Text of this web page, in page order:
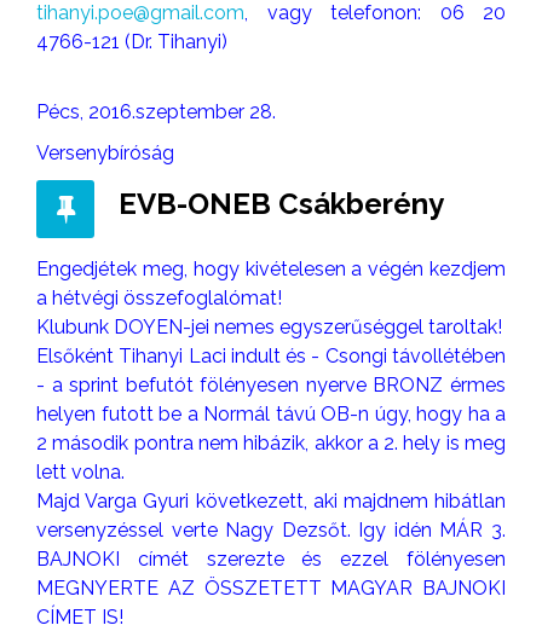
tihanyi.poe@gmail.com, vagy telefonon: 06 20
4766-121 (Dr. Tihanyi)
Pécs, 2016.szeptember 28.
Versenybíróság
EVB-ONEB Csákberény
Engedjétek meg, hogy kivételesen a végén kezdjem
a hétvégi összefoglalómat!
Klubunk DOYEN-jei nemes egyszerűséggel taroltak!
Elsőként Tihanyi Laci indult és - Csongi távollétében
- a sprint befutót fölényesen nyerve BRONZ érmes
helyen futott be a Normál távú OB-n úgy, hogy ha a
2 második pontra nem hibázik, akkor a 2. hely is meg
lett volna.
Majd Varga Gyuri következett, aki majdnem hibátlan
versenyzéssel verte Nagy Dezsőt. Igy idén MÁR 3.
BAJNOKI címét szerezte és ezzel fölényesen
MEGNYERTE AZ ÖSSZETETT MAGYAR BAJNOKI
CÍMET IS!